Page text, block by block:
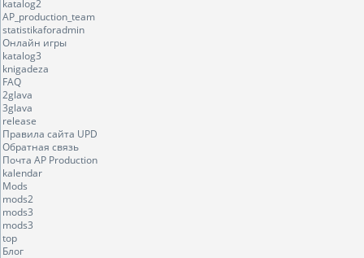
katalog2
AP_production_team
statistikaforadmin
Онлайн игры
katalog3
knigadeza
FAQ
2glava
3glava
release
Правила сайта UPD
Обратная связь
Почта AP Production
kalendar
Mods
mods2
mods3
mods3
top
Блог